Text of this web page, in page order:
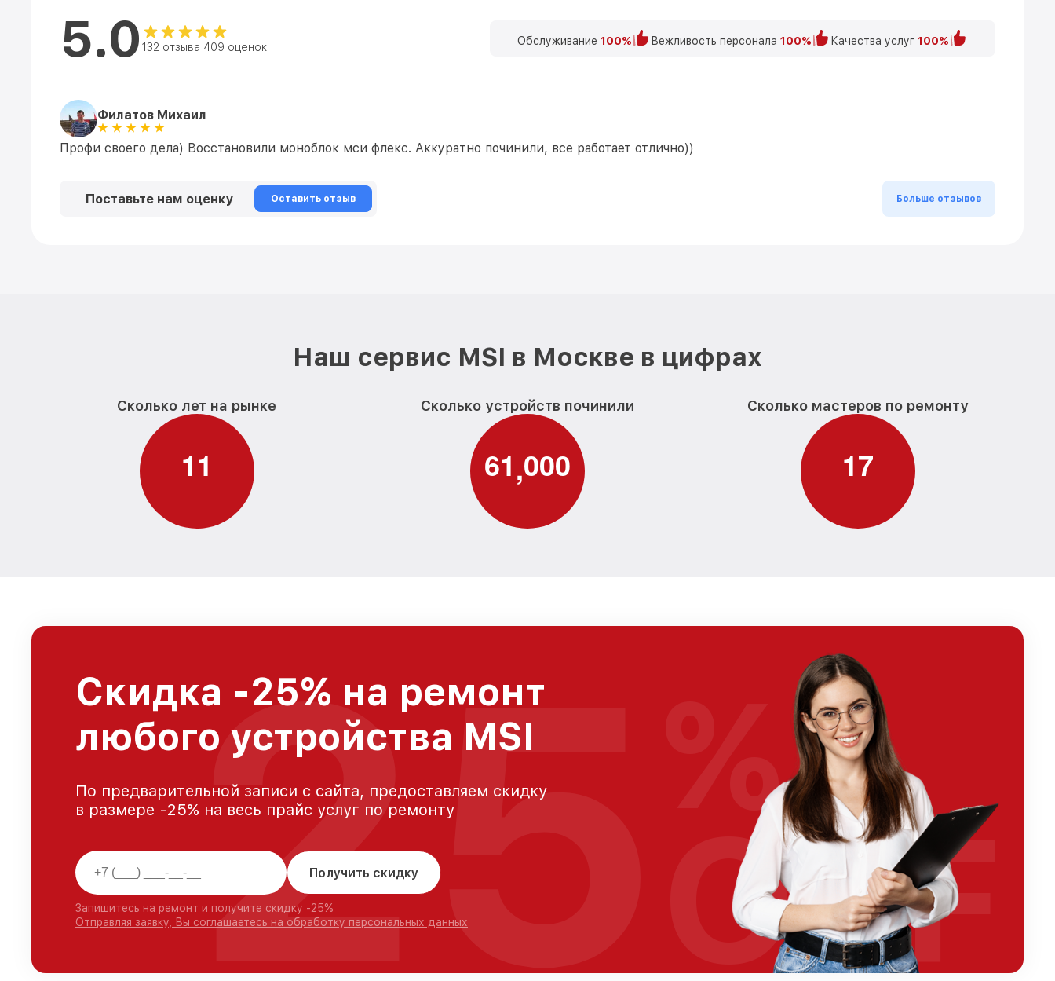
5.0 132 отзыва 409 оценок Обслуживание 100% Вежливость персонала 100% Качества услуг 100%
Филатов Михаил
Профи своего дела) Восстановили моноблок мси флекс. Аккуратно починили, все работает отлично))
Поставьте нам оценку Оставить отзыв Больше отзывов
Наш сервис MSI в Москве в цифрах
Сколько лет на рынке
11
Сколько устройств починили
61,000
Сколько мастеров по ремонту
17
Скидка -25% на ремонт
любого устройства MSI
По предварительной записи с сайта, предоставляем скидку
в размере -25% на весь прайс услуг по ремонту
Получить скидку
Запишитесь на ремонт и получите скидку -25%
Отправляя заявку, Вы соглашаетесь на обработку персональных данных
25 %
OFF